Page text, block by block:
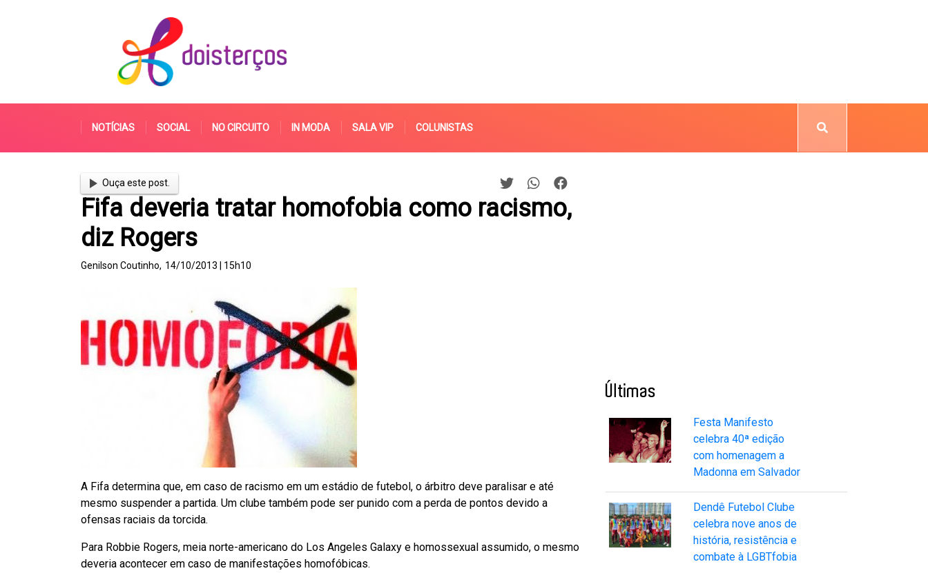
NOTÍCIAS SOCIAL NO CIRCUITO IN MODA SALA VIP COLUNISTAS
Ouça este post.
Fifa deveria tratar homofobia como racismo,
diz Rogers
Genilson Coutinho, 14/10/2013 | 15h10
A Fifa determina que, em caso de racismo em um estádio de futebol, o árbitro deve paralisar e até
mesmo suspender a partida. Um clube também pode ser punido com a perda de pontos devido a
ofensas raciais da torcida.
Para Robbie Rogers, meia norte-americano do Los Angeles Galaxy e homossexual assumido, o mesmo
deveria acontecer em caso de manifestações homofóbicas.
Últimas
Festa Manifesto
celebra 40ª edição
com homenagem a
Madonna em Salvador
Dendê Futebol Clube
celebra nove anos de
história, resistência e
combate à LGBTfobia